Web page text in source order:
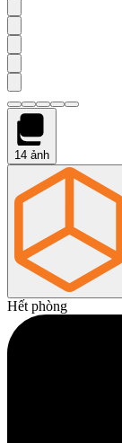
14 ảnh
Hết phòng